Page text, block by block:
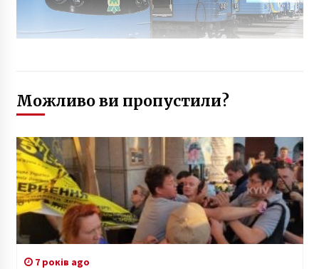
Можливо ви пропустили?
7 років ago